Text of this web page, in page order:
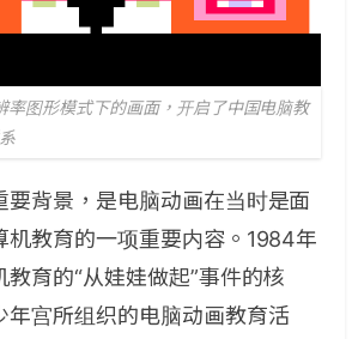
率图形模式下的画面，开启了中国电脑教
要背景，是电脑动画在当时是面
机教育的一项重要内容。1984年
育的“从娃娃做起”事件的核
年宫所组织的电脑动画教育活